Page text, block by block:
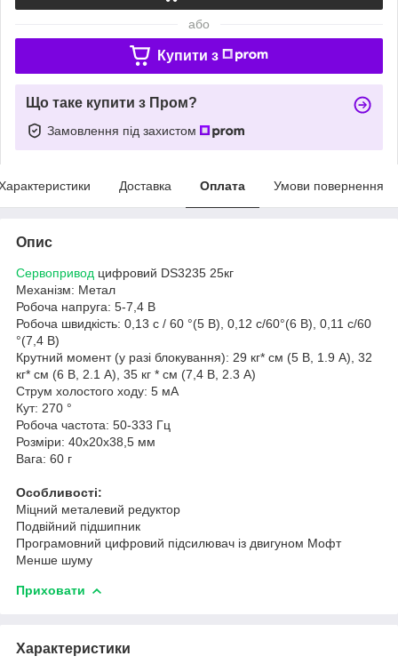
або
Купити з
Що таке купити з Пром?
Замовлення під захистом
Доставка Оплата Умови повернення
Опис
Сервопривод цифровий DS3235 25кг
Механізм: Метал
Робоча напруга: 5-7,4 В
Робоча швидкість: 0,13 с / 60 °(5 В), 0,12 с/60°(6 В), 0,11 с/60
°(7,4 В)
Крутний момент (у разі блокування): 29 кг* см (5 В, 1.9 А), 32
кг* см (6 В, 2.1 А), 35 кг * см (7,4 В, 2.3 А)
Струм холостого ходу: 5 мА
Кут: 270 °
Робоча частота: 50-333 Гц
Розміри: 40х20х38,5 мм
Вага: 60 г
Особливості:
Міцний металевий редуктор
Подвійний підшипник
Програмовний цифровий підсилювач із двигуном Мофт
Менше шуму
Приховати
Характеристики